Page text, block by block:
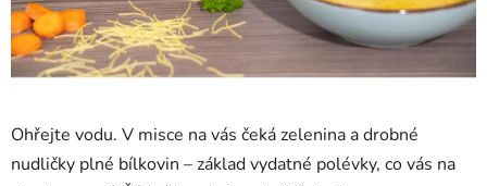
Ohřejte vodu. V misce na vás čeká zelenina a drobné
nudličky plné bílkovin – základ vydatné polévky, co vás na